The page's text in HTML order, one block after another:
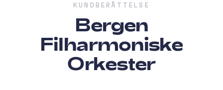
KUNDBERÄTTELSE
Bergen
Filharmoniske
Orkester